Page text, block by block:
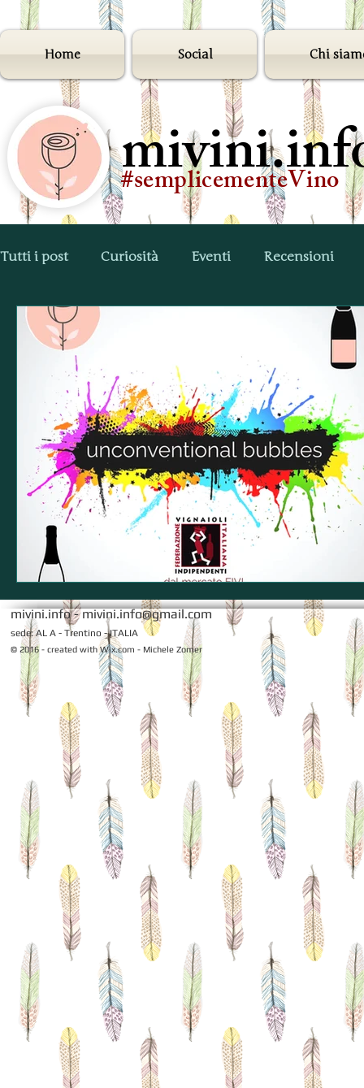
Home Social Chi
#semplicementeVino
Tutti i post Curiosità Eventi Recensioni
mivini.info -mivini.info@gmail.com
sede: AL A - Trentino - ITALIA
© 2016 - created with Wix.com - Michele Zomer